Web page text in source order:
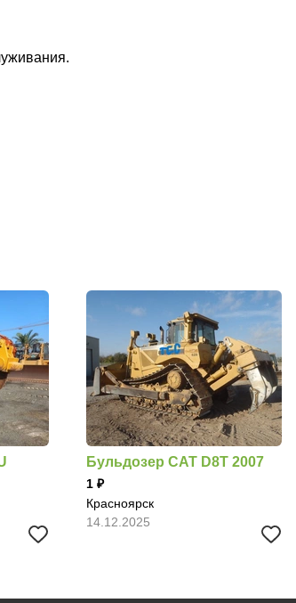
Бульдозер CAT D8T 2007
1
Красноярск
14.12.2025